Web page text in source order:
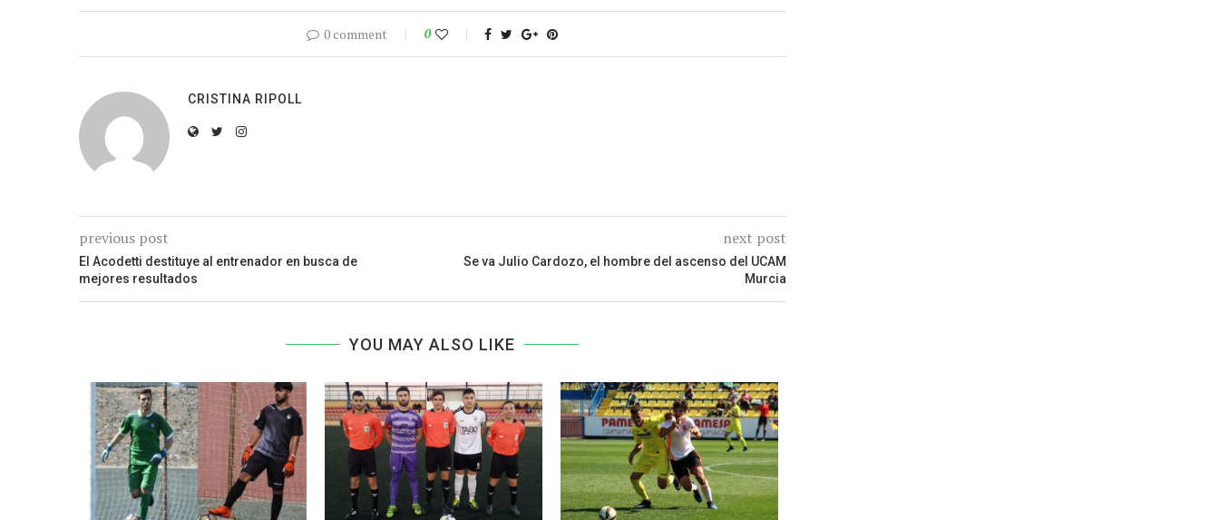
0 comment 0
CRISTINA RIPOLL
previous post
El Acodetti destituye al entrenador en busca de
mejores resultados
next post
Se va Julio Cardozo, el hombre del ascenso del UCAM
Murcia
YOU MAY ALSO LIKE